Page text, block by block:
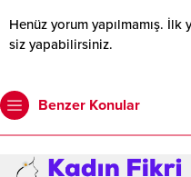
Henüz yorum yapılmamış. İlk
siz yapabilirsiniz.
Benzer Konular